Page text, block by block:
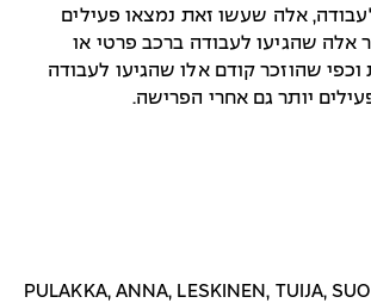
אלה שעשו זאת נמצאו פעילים
אלה שהגיעו לעבודה ברכב פרטי או
וכפי שהוזכר קודם אלו שהגיעו לעבודה
יותר גם אחרי הפרישה.
PULAKKA, ANNA, LESKINEN, TUIJA,